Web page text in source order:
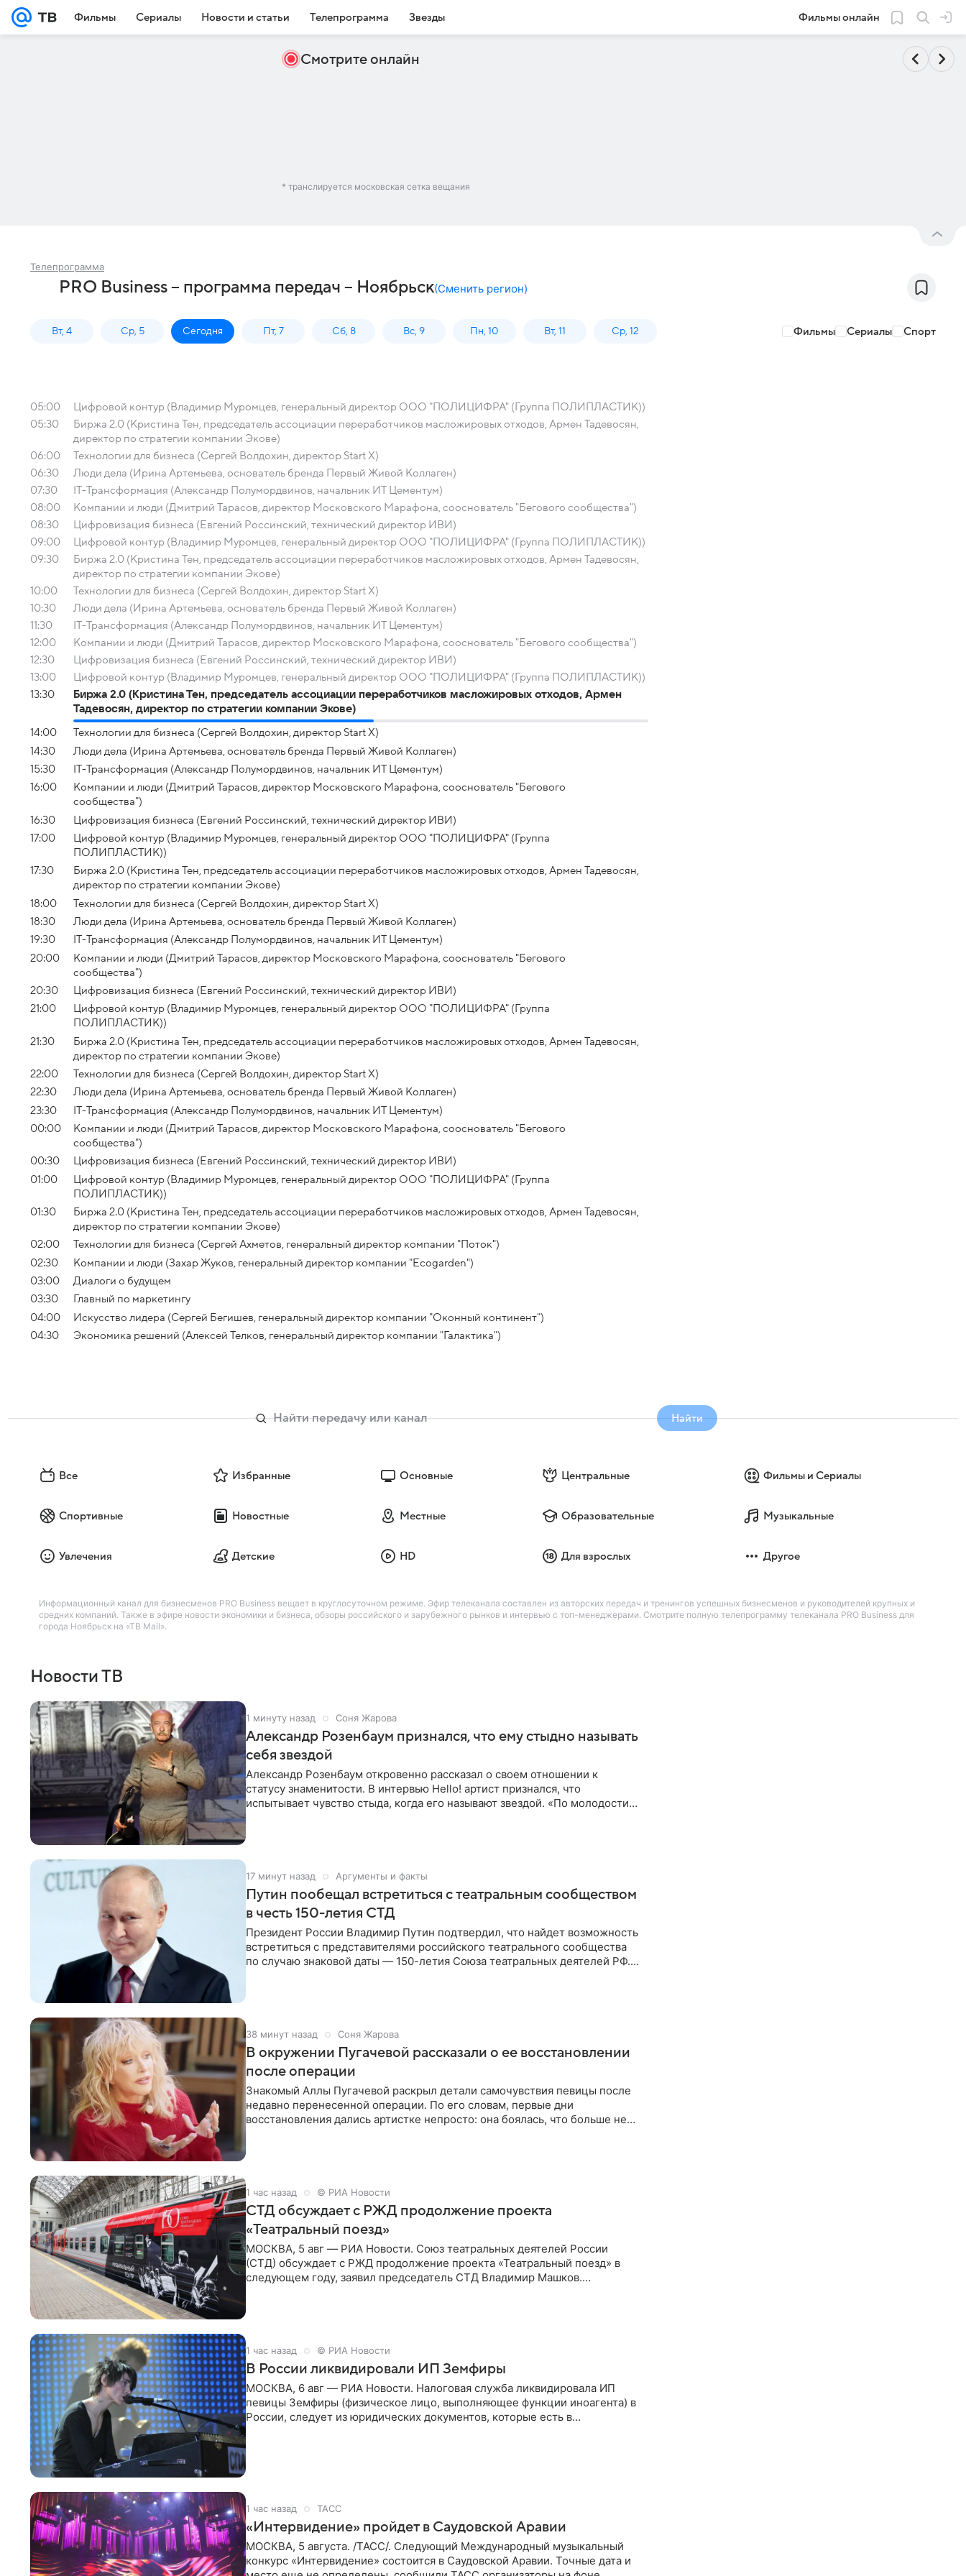
Фильмы Сериалы Новости и статьи Телепрограмма Звезды Фильмы онлайн
Смотрите онлайн
* транслируется московская сетка вещания
Телепрограмма
PRO Business – программа передач – Ноябрьск(Сменить регион)
Вт, 4 Ср, 5 Сегодня Пт, 7 Сб, 8 Вс, 9 Пн, 10 Вт, 11 Ср, 12 Фильмы Сериалы Спорт
05:00
Цифровой контур (Владимир Муромцев, генеральный директор ООО "ПОЛИЦИФРА" (Группа ПОЛИПЛАСТИК))
05:30
Биржа 2.0 (Кристина Тен, председатель ассоциации переработчиков масложировых отходов, Армен Тадевосян,
директор по стратегии компании Экове)
06:00
Технологии для бизнеса (Сергей Волдохин, директор Start X)
06:30
Люди дела (Ирина Артемьева, основатель бренда Первый Живой Коллаген)
07:30
IT-Трансформация (Александр Полумордвинов, начальник ИТ Цементум)
08:00
Компании и люди (Дмитрий Тарасов, директор Московского Марафона, сооснователь "Бегового сообщества")
08:30
Цифровизация бизнеса (Евгений Россинский, технический директор ИВИ)
09:00
Цифровой контур (Владимир Муромцев, генеральный директор ООО "ПОЛИЦИФРА" (Группа ПОЛИПЛАСТИК))
09:30
Биржа 2.0 (Кристина Тен, председатель ассоциации переработчиков масложировых отходов, Армен Тадевосян,
директор по стратегии компании Экове)
10:00
Технологии для бизнеса (Сергей Волдохин, директор Start X)
10:30
Люди дела (Ирина Артемьева, основатель бренда Первый Живой Коллаген)
11:30
IT-Трансформация (Александр Полумордвинов, начальник ИТ Цементум)
12:00
Компании и люди (Дмитрий Тарасов, директор Московского Марафона, сооснователь "Бегового сообщества")
12:30
Цифровизация бизнеса (Евгений Россинский, технический директор ИВИ)
13:00
Цифровой контур (Владимир Муромцев, генеральный директор ООО "ПОЛИЦИФРА" (Группа ПОЛИПЛАСТИК))
13:30
Биржа 2.0 (Кристина Тен, председатель ассоциации переработчиков масложировых отходов, Армен
Тадевосян, директор по стратегии компании Экове)
14:00
Технологии для бизнеса (Сергей Волдохин, директор Start X)
14:30
Люди дела (Ирина Артемьева, основатель бренда Первый Живой Коллаген)
15:30
IT-Трансформация (Александр Полумордвинов, начальник ИТ Цементум)
16:00
Компании и люди (Дмитрий Тарасов, директор Московского Марафона, сооснователь "Бегового
сообщества")
16:30
Цифровизация бизнеса (Евгений Россинский, технический директор ИВИ)
17:00
Цифровой контур (Владимир Муромцев, генеральный директор ООО "ПОЛИЦИФРА" (Группа
ПОЛИПЛАСТИК))
17:30
Биржа 2.0 (Кристина Тен, председатель ассоциации переработчиков масложировых отходов, Армен Тадевосян,
директор по стратегии компании Экове)
18:00
Технологии для бизнеса (Сергей Волдохин, директор Start X)
18:30
Люди дела (Ирина Артемьева, основатель бренда Первый Живой Коллаген)
19:30
IT-Трансформация (Александр Полумордвинов, начальник ИТ Цементум)
20:00
Компании и люди (Дмитрий Тарасов, директор Московского Марафона, сооснователь "Бегового
сообщества")
20:30
Цифровизация бизнеса (Евгений Россинский, технический директор ИВИ)
21:00
Цифровой контур (Владимир Муромцев, генеральный директор ООО "ПОЛИЦИФРА" (Группа
ПОЛИПЛАСТИК))
21:30
Биржа 2.0 (Кристина Тен, председатель ассоциации переработчиков масложировых отходов, Армен Тадевосян,
директор по стратегии компании Экове)
22:00
Технологии для бизнеса (Сергей Волдохин, директор Start X)
22:30
Люди дела (Ирина Артемьева, основатель бренда Первый Живой Коллаген)
23:30
IT-Трансформация (Александр Полумордвинов, начальник ИТ Цементум)
00:00
Компании и люди (Дмитрий Тарасов, директор Московского Марафона, сооснователь "Бегового
сообщества")
00:30
Цифровизация бизнеса (Евгений Россинский, технический директор ИВИ)
01:00
Цифровой контур (Владимир Муромцев, генеральный директор ООО "ПОЛИЦИФРА" (Группа
ПОЛИПЛАСТИК))
01:30
Биржа 2.0 (Кристина Тен, председатель ассоциации переработчиков масложировых отходов, Армен Тадевосян,
директор по стратегии компании Экове)
02:00
Технологии для бизнеса (Сергей Ахметов, генеральный директор компании "Поток")
02:30
Компании и люди (Захар Жуков, генеральный директор компании "Ecogarden")
03:00
Диалоги о будущем
03:30
Главный по маркетингу
04:00
Искусство лидера (Сергей Бегишев, генеральный директор компании "Оконный континент")
04:30
Экономика решений (Алексей Телков, генеральный директор компании "Галактика")
Найти
Все Избранные Основные Центральные Фильмы и Сериалы
Спортивные Новостные Местные Образовательные Музыкальные
Увлечения Детские HD Для взрослых Другое
Информационный канал для бизнесменов PRO Business вещает в круглосуточном режиме. Эфир телеканала составлен из авторских передач и тренингов успешных бизнесменов и руководителей крупных и
средних компаний. Также в эфире новости экономики и бизнеса, обзоры российского и зарубежного рынков и интервью с топ-менеджерами. Смотрите полную телепрограмму телеканала PRO Business для
города Ноябрьск на «ТВ Mail».
Новости ТВ
1 минуту назад Соня Жарова
Александр Розенбаум признался, что ему стыдно называть
себя звездой
Александр Розенбаум откровенно рассказал о своем отношении к
статусу знаменитости. В интервью Hello! артист признался, что
испытывает чувство стыда, когда его называют звездой. «По молодости я
17 минут назад Аргументы и факты
Путин пообещал встретиться с театральным сообществом
в честь 150-летия СТД
Президент России Владимир Путин подтвердил, что найдет возможность
встретиться с представителями российского театрального сообщества
по случаю знаковой даты — 150-летия Союза театральных деятелей РФ.
38 минут назад Соня Жарова
В окружении Пугачевой рассказали о ее восстановлении
после операции
Знакомый Аллы Пугачевой раскрыл детали самочувствия певицы после
недавно перенесенной операции. По его словам, первые дни
восстановления дались артистке непросто: она боялась, что больше не
1 час назад © РИА Новости
СТД обсуждает с РЖД продолжение проекта
«Театральный поезд»
МОСКВА, 5 авг — РИА Новости. Союз театральных деятелей России
(СТД) обсуждает с РЖД продолжение проекта «Театральный поезд» в
следующем году, заявил председатель СТД Владимир Машков.
1 час назад © РИА Новости
В России ликвидировали ИП Земфиры
МОСКВА, 6 авг — РИА Новости. Налоговая служба ликвидировала ИП
певицы Земфиры (физическое лицо, выполняющее функции иноагента) в
России, следует из юридических документов, которые есть в
1 час назад ТАСС
«Интервидение» пройдет в Саудовской Аравии
МОСКВА, 5 августа. /ТАСС/. Следующий Международный музыкальный
конкурс «Интервидение» состоится в Саудовской Аравии. Точные дата и